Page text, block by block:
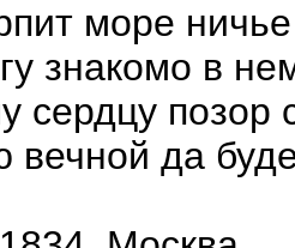
море
знакомо в
сердцу позор
вечной да